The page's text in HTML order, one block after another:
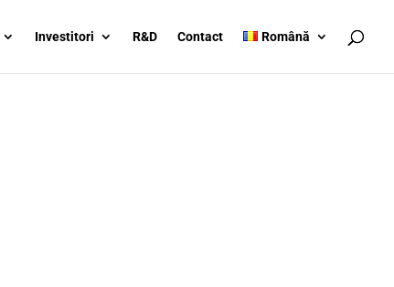
Investitori R&D Contact Română